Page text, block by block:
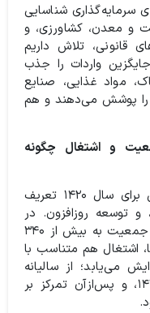
سرمایه‌گذاری شناسایی
و معدن، کشاورزی، و
قانونی، تلاش داریم
واردات را جذب
مواد غذایی، صنایع
را پوشش می‌دهند و هم
و اشتغال چگونه
سه سناریوی جمعیتی برای سال ۱۴۲۰ تعریف
توسعه روزافزون. در
بهترین حالت یعنی توسعه روزافزون، جمعیت به بیش از ۳۴۰
اشتغال هم متناسب با
می‌یابد؛ از سالیانه
حدود ۲۳۰۰ شغل جدید تا سال ۱۴۱۵، و پس‌ازآن تمرکز بر